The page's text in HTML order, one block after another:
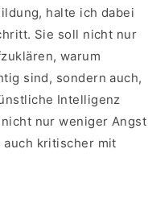
halte ich dabei
Sie soll nicht nur
warum
sind, sondern auch,
Intelligenz
nur weniger Angst
auch kritischer mit